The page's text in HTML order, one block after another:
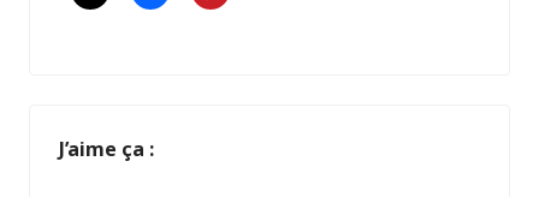
J’aime ça :